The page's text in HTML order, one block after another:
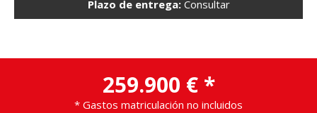
Plazo de entrega:Consultar
259.900 € *
* Gastos matriculación no incluidos